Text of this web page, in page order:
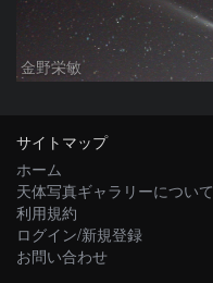
金野栄敏
サイトマップ
ホーム
天体写真ギャラリーについて
利用規約
ログイン/新規登録
お問い合わせ